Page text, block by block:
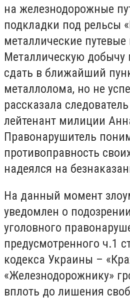
на железнодорожные
подкладки под рельсы
металлические
Металлическую добычу
сдать в ближайший
металлолома, но не
рассказала
лейтенант милиции
Правонарушитель
противоправность
надеялся на
На данный момент
уведомлен о
уголовного
предусмотренного ч.1
кодекса Украины –
«Железнодорожнику»
вплоть до лишения